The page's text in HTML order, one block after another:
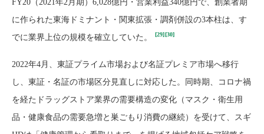
FY20（2021年2月期）6,028億円・営業利益340億円で、創業者期
に作られた東海ドミナント・関東拡張・調剤併設の3本柱は、す
でに業界上位の規模を確立していた。
[29][30]
2022年4月、東証プライム市場および名証プレミア市場へ移行
し、東証・名証の市場区分見直しに対応した。同時期、コロナ禍
を経たドラッグストア業界の需要構造の変化（マスク・衛生用
品・健康食品の需要急増と巣ごもり消費の継続）を受けて、スギ